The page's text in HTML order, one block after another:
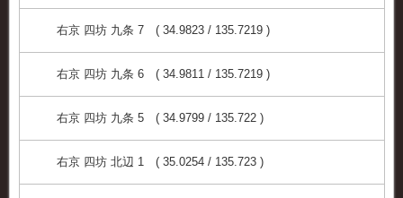
右京 四坊 九条 7 ( 34.9823 / 135.7219 )
右京 四坊 九条 6 ( 34.9811 / 135.7219 )
右京 四坊 九条 5 ( 34.9799 / 135.722 )
右京 四坊 北辺 1 ( 35.0254 / 135.723 )